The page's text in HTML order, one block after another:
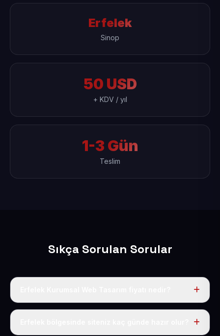
Erfelek
Sinop
50 USD
+ KDV / yıl
1-3 Gün
Teslim
Sıkça Sorulan Sorular
Tek fiyat uygulanır: yıllık 50 USD + KDV. Bu bedele alan